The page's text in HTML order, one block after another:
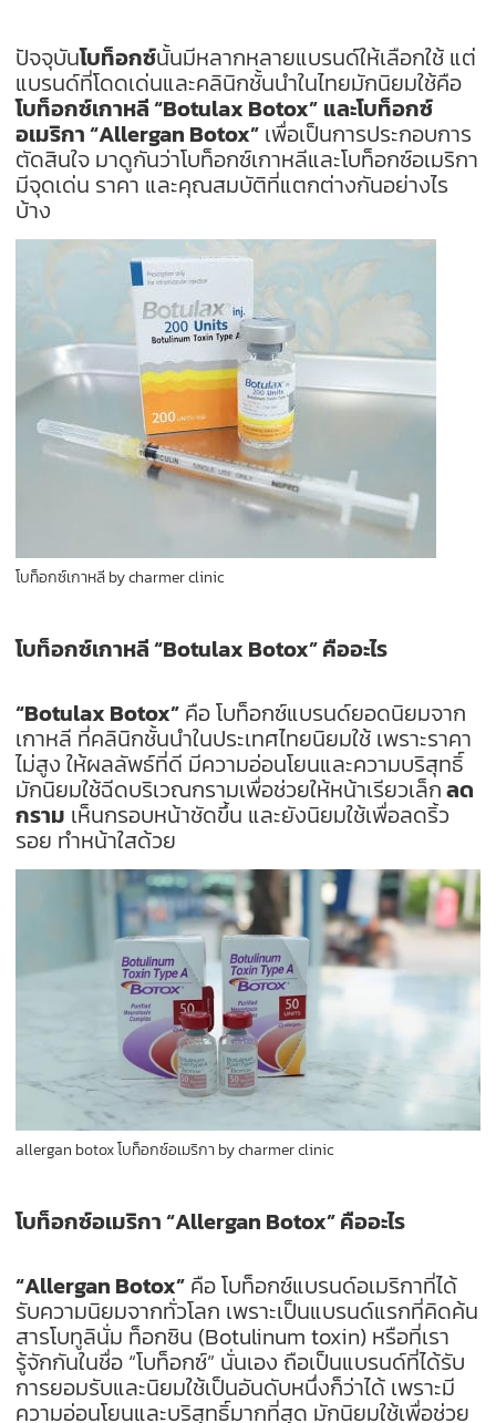
ปัจจุบันโบท็อกซ์นั้นมีหลากหลายแบรนด์ให้เลือกใช้ แต่
แบรนด์ที่โดดเด่นและคลินิกชั้นนำในไทยมักนิยมใช้คือ
โบท็อกซ์เกาหลี “Botulax Botox” และโบท็อกซ์
อเมริกา “Allergan Botox” เพื่อเป็นการประกอบการ
ตัดสินใจ มาดูกันว่าโบท็อกซ์เกาหลีและโบท็อกซ์อเมริกา
มีจุดเด่น ราคา และคุณสมบัติที่แตกต่างกันอย่างไร
บ้าง
โบท็อกซ์เกาหลี by charmer clinic
โบท็อกซ์เกาหลี “Botulax Botox” คืออะไร
“Botulax Botox” คือ โบท็อกซ์แบรนด์ยอดนิยมจาก
เกาหลี ที่คลินิกชั้นนำในประเทศไทยนิยมใช้ เพราะราคา
ไม่สูง ให้ผลลัพธ์ที่ดี มีความอ่อนโยนและความบริสุทธิ์
มักนิยมใช้ฉีดบริเวณกรามเพื่อช่วยให้หน้าเรียวเล็กลด
กราม เห็นกรอบหน้าชัดขึ้น และยังนิยมใช้เพื่อลดริ้ว
รอย ทำหน้าใสด้วย
allergan botox โบท็อกซ์อเมริกา by charmer clinic
โบท็อกซ์อเมริกา “Allergan Botox” คืออะไร
“Allergan Botox” คือ โบท็อกซ์แบรนด์อเมริกาที่ได้
รับความนิยมจากทั่วโลก เพราะเป็นแบรนด์แรกที่คิดค้น
สารโบทูลินั่ม ท็อกซิน (Botulinum toxin) หรือที่เรา
รู้จักกันในชื่อ “โบท็อกซ์” นั่นเอง ถือเป็นแบรนด์ที่ได้รับ
การยอมรับและนิยมใช้เป็นอันดับหนึ่งก็ว่าได้ เพราะมี
ความอ่อนโยนและบริสุทธิ์มากที่สุด มักนิยมใช้เพื่อช่วย